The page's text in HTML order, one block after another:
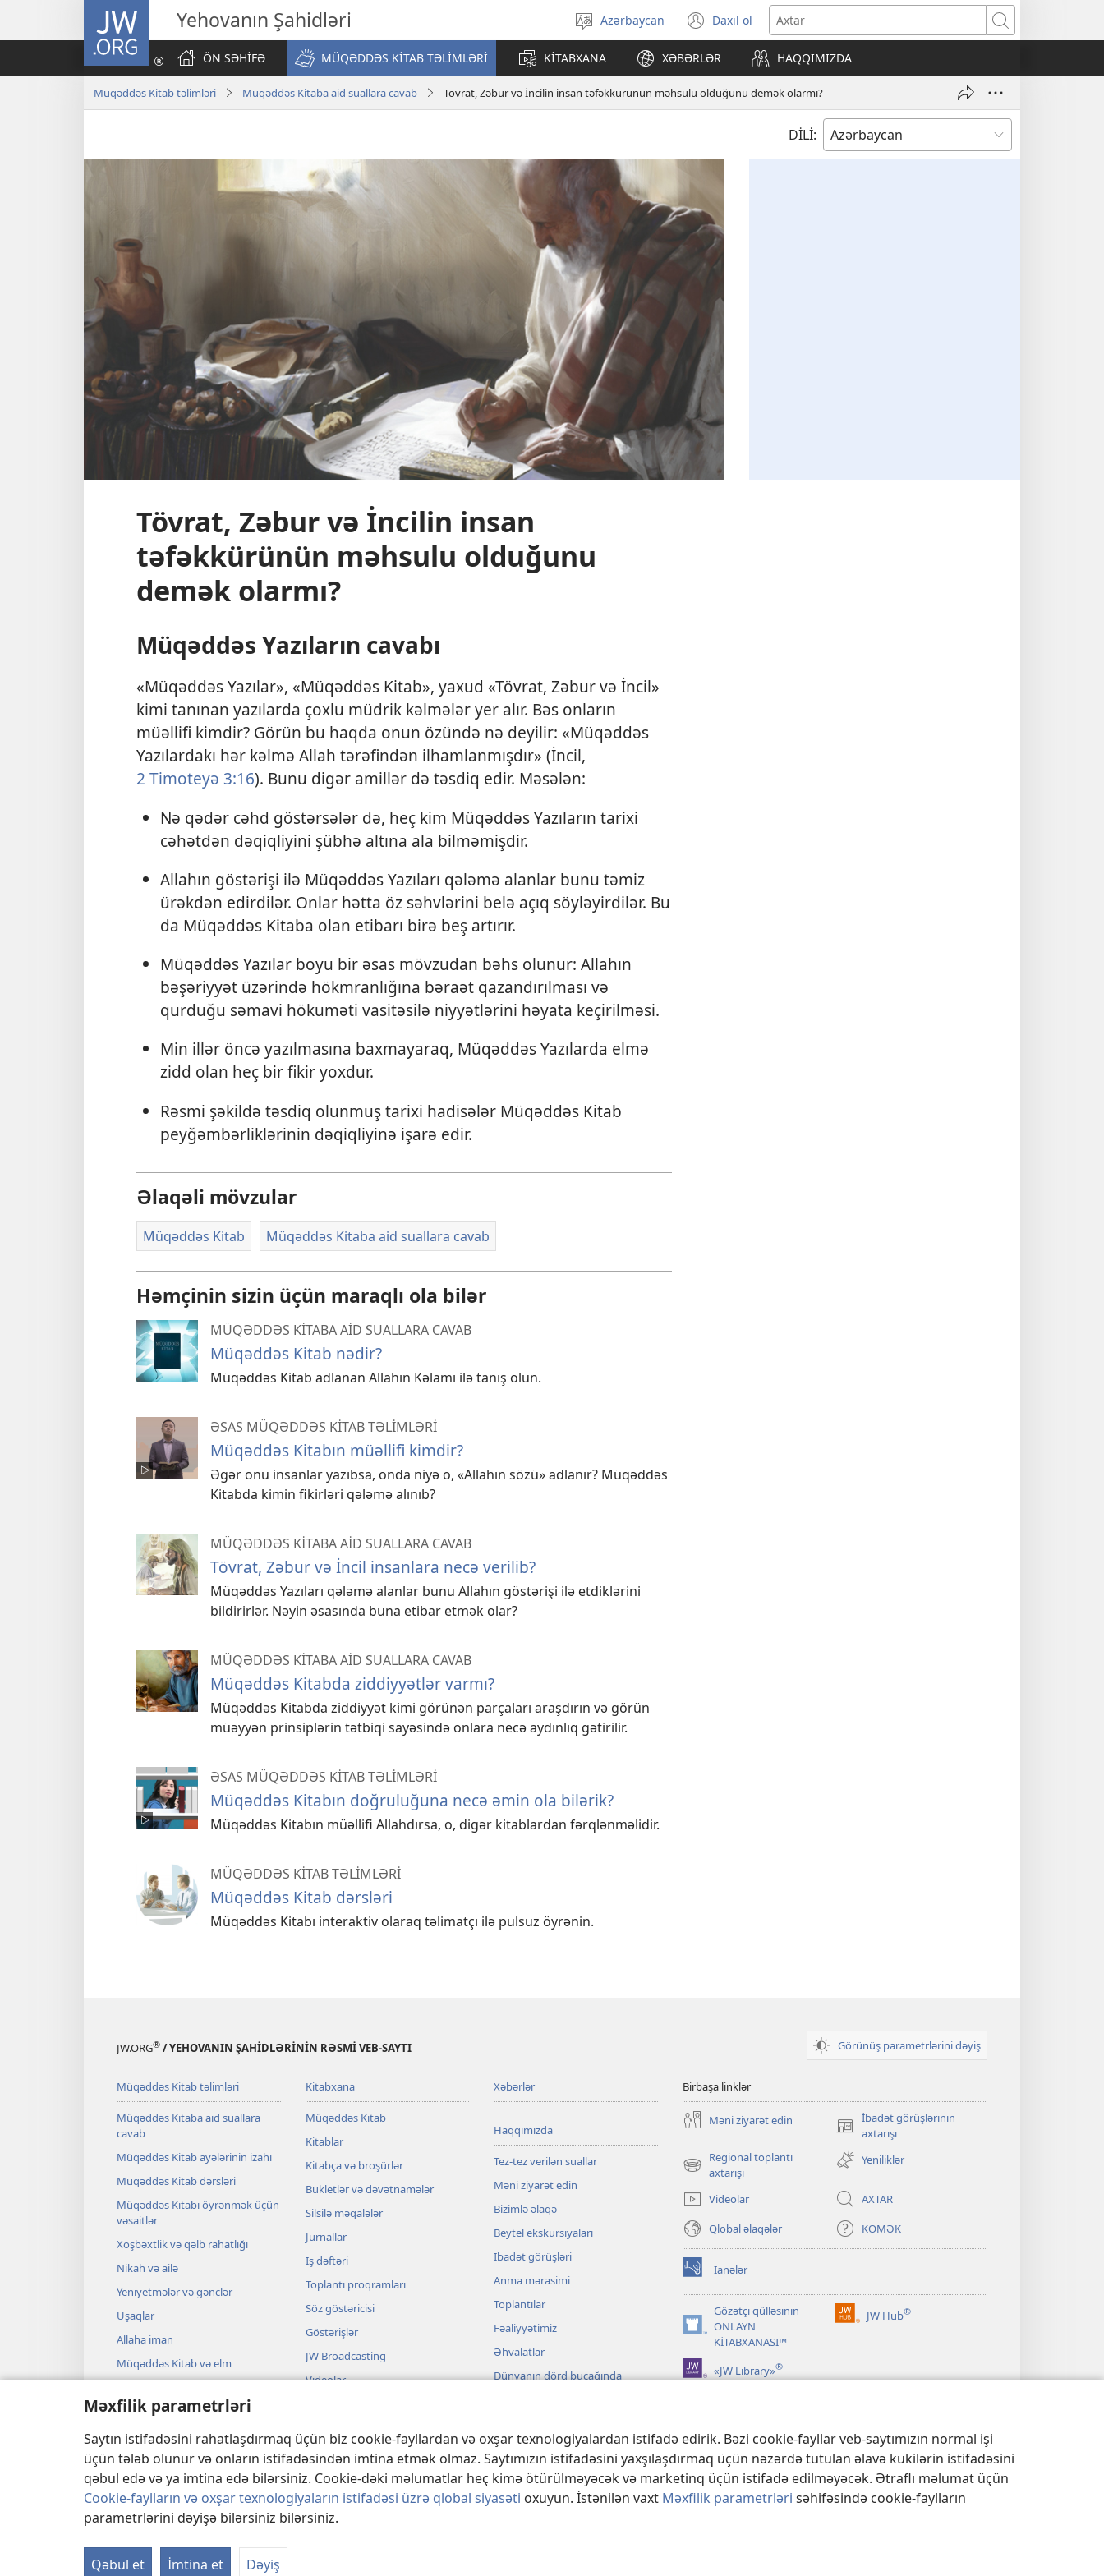
Məxfilik parametrləri
Saytın istifadəsini rahatlaşdırmaq üçün biz cookie-fayllardan və oxşar texnologiyalardan istifadə edirik. Bəzi cookie-fayllar veb-saytımızın normal işi
üçün tələb olunur və onların istifadəsindən imtina etmək olmaz. Saytımızın istifadəsini yaxşılaşdırmaq üçün nəzərdə tutulan əlavə kukilərin istifadəsini
qəbul edə və ya imtina edə bilərsiniz. Cookie-dəki məlumatlar heç kimə ötürülməyəcək və marketinq üçün istifadə edilməyəcək. Ətraflı məlumat üçün
Cookie-faylların və oxşar texnologiyaların istifadəsi üzrə qlobal siyasəti oxuyun. İstənilən vaxt Məxfilik parametrləri səhifəsində cookie-faylların
parametrlərini dəyişə bilərsiniz bilərsiniz.
Qəbul et İmtina et Dəyiş
JW.ORG Yehovanın Şahidləri
Dili
seçin
Azərbaycan Daxil ol
(yeni
pəncərə
açılır)
Axtar
ÖN SƏHİFƏ
MÜQƏDDƏS KİTAB TƏLİMLƏRİ KİTABXANA XƏBƏRLƏR HAQQIMIZDA
Müqəddəs Kitab təlimləri Müqəddəs Kitaba aid suallara cavab Tövrat, Zəbur və İncilin insan təfəkkürünün məhsulu olduğunu demək olarmı?
DİLİ:
Tövrat, Zəbur və İncilin insan
təfəkkürünün məhsulu olduğunu
demək olarmı?
Müqəddəs Yazıların cavabı
«Müqəddəs Yazılar», «Müqəddəs Kitab», yaxud «Tövrat, Zəbur və İncil»
kimi tanınan yazılarda çoxlu müdrik kəlmələr yer alır. Bəs onların
müəllifi kimdir? Görün bu haqda onun özündə nə deyilir: «Müqəddəs
Yazılardakı hər kəlmə Allah tərəfindən ilhamlanmışdır» (İncil,
2 Timoteyə 3:16). Bunu digər amillər də təsdiq edir. Məsələn:
Nə qədər cəhd göstərsələr də, heç kim Müqəddəs Yazıların tarixi
cəhətdən dəqiqliyini şübhə altına ala bilməmişdir.
Allahın göstərişi ilə Müqəddəs Yazıları qələmə alanlar bunu təmiz
ürəkdən edirdilər. Onlar hətta öz səhvlərini belə açıq söyləyirdilər. Bu
da Müqəddəs Kitaba olan etibarı birə beş artırır.
Müqəddəs Yazılar boyu bir əsas mövzudan bəhs olunur: Allahın
bəşəriyyət üzərində hökmranlığına bəraət qazandırılması və
qurduğu səmavi hökuməti vasitəsilə niyyətlərini həyata keçirilməsi.
Min illər öncə yazılmasına baxmayaraq, Müqəddəs Yazılarda elmə
zidd olan heç bir fikir yoxdur.
Rəsmi şəkildə təsdiq olunmuş tarixi hadisələr Müqəddəs Kitab
peyğəmbərliklərinin dəqiqliyinə işarə edir.
Əlaqəli mövzular
Müqəddəs Kitab Müqəddəs Kitaba aid suallara cavab
Həmçinin sizin üçün maraqlı ola bilər
MÜQƏDDƏS KİTABA AİD SUALLARA CAVAB
Müqəddəs Kitab nədir?
Müqəddəs Kitab adlanan Allahın Kəlamı ilə tanış olun.
ƏSAS MÜQƏDDƏS KİTAB TƏLİMLƏRİ
Müqəddəs Kitabın müəllifi kimdir?
Əgər onu insanlar yazıbsa, onda niyə o, «Allahın sözü» adlanır? Müqəddəs
Kitabda kimin fikirləri qələmə alınıb?
MÜQƏDDƏS KİTABA AİD SUALLARA CAVAB
Tövrat, Zəbur və İncil insanlara necə verilib?
Müqəddəs Yazıları qələmə alanlar bunu Allahın göstərişi ilə etdiklərini
bildirirlər. Nəyin əsasında buna etibar etmək olar?
MÜQƏDDƏS KİTABA AİD SUALLARA CAVAB
Müqəddəs Kitabda ziddiyyətlər varmı?
Müqəddəs Kitabda ziddiyyət kimi görünən parçaları araşdırın və görün
müəyyən prinsiplərin tətbiqi sayəsində onlara necə aydınlıq gətirilir.
ƏSAS MÜQƏDDƏS KİTAB TƏLİMLƏRİ
Müqəddəs Kitabın doğruluğuna necə əmin ola bilərik?
Müqəddəs Kitabın müəllifi Allahdırsa, o, digər kitablardan fərqlənməlidir.
MÜQƏDDƏS KİTAB TƏLİMLƏRİ
Müqəddəs Kitab dərsləri
Müqəddəs Kitabı interaktiv olaraq təlimatçı ilə pulsuz öyrənin.
JW.ORG® / YEHOVANIN ŞAHİDLƏRİNİN RƏSMİ VEB-SAYTI Görünüş parametrlərini dəyiş
Müqəddəs Kitab təlimləri
Müqəddəs Kitaba aid suallara
cavab
Müqəddəs Kitab ayələrinin izahı
Müqəddəs Kitab dərsləri
Müqəddəs Kitabı öyrənmək üçün
vəsaitlər
Xoşbəxtlik və qəlb rahatlığı
Nikah və ailə
Yeniyetmələr və gənclər
Uşaqlar
Allaha iman
Müqəddəs Kitab və elm
Kitabxana
Müqəddəs Kitab
Kitablar
Kitabça və broşürlər
Bukletlər və dəvətnamələr
Silsilə məqalələr
Jurnallar
İş dəftəri
Toplantı proqramları
Söz göstəricisi
Göstərişlər
JW Broadcasting
Videolar
Bədii qiraət
Xəbərlər
Haqqımızda
Tez-tez verilən suallar
Məni ziyarət edin
Bizimlə əlaqə
Beytel ekskursiyaları
İbadət görüşləri
Anma mərasimi
Toplantılar
Fəaliyyətimiz
Əhvalatlar
Dünyanın dörd bucağında
Birbaşa linklər
Məni ziyarət edin
İbadət görüşlərinin
axtarışı
(yeni
pəncərə
açılır)
Regional toplantı
axtarışı
(yeni
açılır)
Yeniliklər
Videolar
AXTAR
Qlobal əlaqələr
KÖMƏK
İanələr
(yeni
pəncərə
Gözətçi qülləsinin
ONLAYN
KİTABXANASI™
(yeni
pəncərə
açılır)
JW Hub®
(yeni
«JW Library»®
Copyright© 2026 Watch Tower Bible and Tract Society of Pennsylvania.